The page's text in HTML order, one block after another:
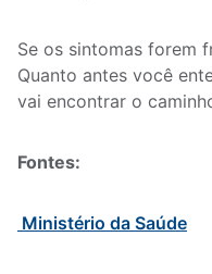
Se os sintomas forem
Quanto antes você
vai encontrar o
Fontes:
Ministério da Saúde